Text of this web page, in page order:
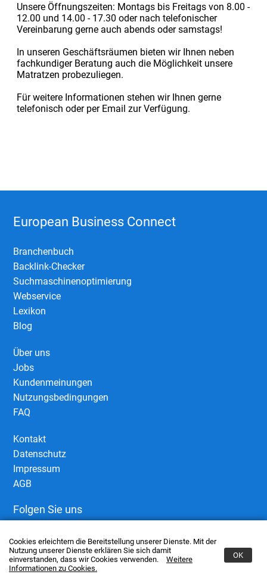
Cookies erleichtern die Bereitstellung unserer Dienste. Mit der
Nutzung unserer Dienste erklären Sie sich damit
einverstanden, dass wir Cookies verwenden.
Weitere
Informationen zu Cookies.
OK
Unsere Öffnungszeiten: Montags bis Freitags von 8.00 -
12.00 und 14.00 - 17.30 oder nach telefonischer
Vereinbarung gerne auch abends oder samstags!
In unseren Geschäftsräumen bieten wir Ihnen neben
fachkundiger Beratung auch die Möglichkeit unsere
Matratzen probezuliegen.
Für weitere Informationen stehen wir Ihnen gerne
telefonisch oder per Email zur Verfügung.
European Business Connect
Branchenbuch
Backlink-Checker
Suchmaschinenoptimierung
Webservice
Lexikon
Blog
Über uns
Jobs
Kundenmeinungen
Nutzungsbedingungen
FAQ
Kontakt
Datenschutz
Impressum
AGB
Folgen Sie uns
© 2006–2026 European Business Connect